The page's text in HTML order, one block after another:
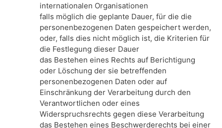
internationalen Organisationen
falls möglich die geplante Dauer, für die die
personenbezogenen Daten gespeichert werden,
oder, falls dies nicht möglich ist, die Kriterien für
die Festlegung dieser Dauer
das Bestehen eines Rechts auf Berichtigung
oder Löschung der sie betreffenden
personenbezogenen Daten oder auf
Einschränkung der Verarbeitung durch den
Verantwortlichen oder eines
Widerspruchsrechts gegen diese Verarbeitung
das Bestehen eines Beschwerderechts bei einer